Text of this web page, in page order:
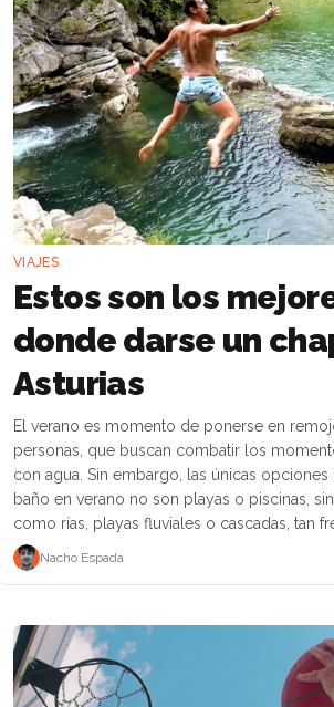
VIAJES
Estos son los
donde darse un
Asturias
El verano es momento de ponerse en
personas, que buscan combatir los
con agua. Sin embargo, las únicas opciones
baño en verano no son playas o piscinas,
como rías, playas fluviales o cascadas, tan
Nacho Espada